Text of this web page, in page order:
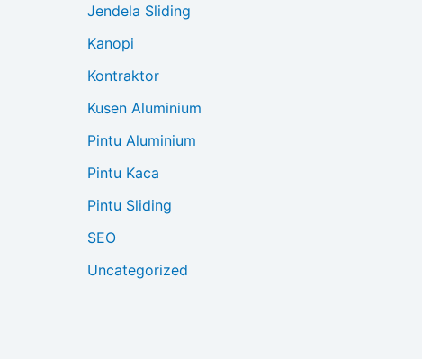
Jendela Sliding
Kanopi
Kontraktor
Kusen Aluminium
Pintu Aluminium
Pintu Kaca
Pintu Sliding
SEO
Uncategorized